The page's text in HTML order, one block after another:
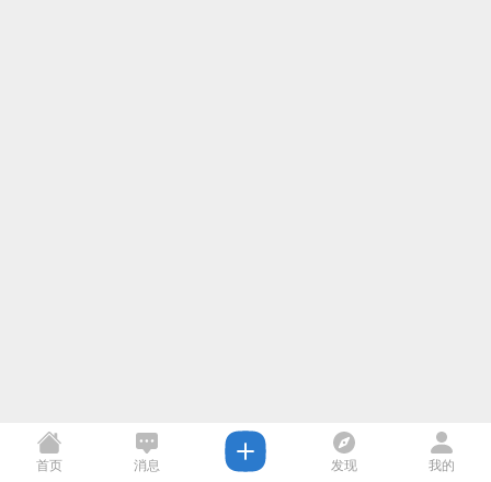
首页 消息 发现 我的